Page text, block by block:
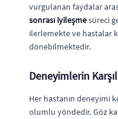
vurgulanan faydalar
sonrası iyileşmesüreci
ilerlemekte ve hastalar
dönebilmektedir.
Deneyimlerin
Her hastanın deneyimi
olumlu yöndedir. Göz